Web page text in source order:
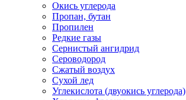
Окись углерода
Пропан, бутан
Пропилен
Редкие газы
Сернистый ангидрид
Сероводород
Сжатый воздух
Сухой лед
Углекислота (двуокись углерода)